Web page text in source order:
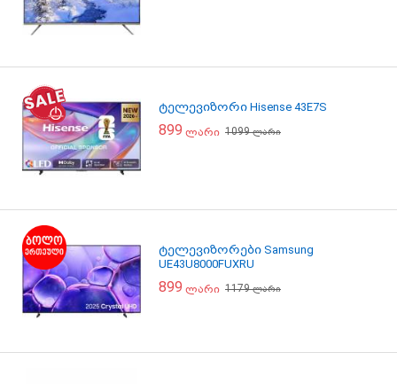
ტელევიზორი Hisense 43E7S
899 ლარი 1099ლარი
ტელევიზორები Samsung
UE43U8000FUXRU
899 ლარი 1179ლარი